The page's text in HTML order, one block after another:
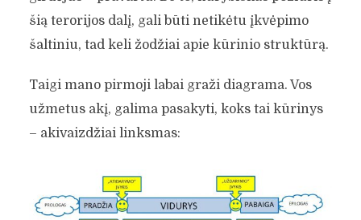
šią terorijos dalį, gali būti netikėtu įkvėpimo
šaltiniu, tad keli žodžiai apie kūrinio struktūrą.
Taigi mano pirmoji labai graži diagrama. Vos
užmetus akį, galima pasakyti, koks tai kūrinys
– akivaizdžiai linksmas: